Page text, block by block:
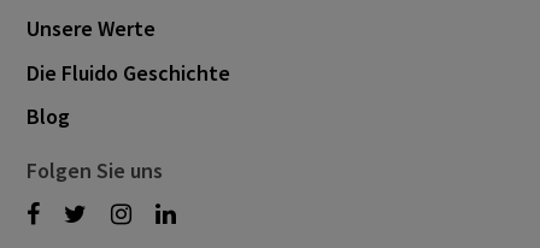
Unsere Werte
Die Fluido Geschichte
Blog
Folgen Sie uns